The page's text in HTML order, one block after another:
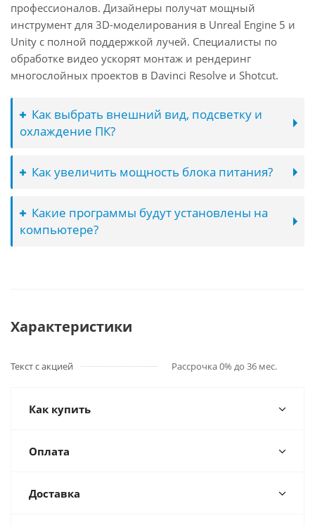
профессионалов. Дизайнеры получат мощный
инструмент для 3D-моделирования в Unreal Engine 5 и
Unity с полной поддержкой лучей. Специалисты по
обработке видео ускорят монтаж и рендеринг
многослойных проектов в Davinci Resolve и Shotcut.
Как выбрать внешний вид, подсветку и
охлаждение ПК?
Как увеличить мощность блока питания?
Какие программы будут установлены на
компьютере?
Характеристики
Текст с акцией Рассрочка 0% до 36 мес.
Как купить
Оплата
Доставка